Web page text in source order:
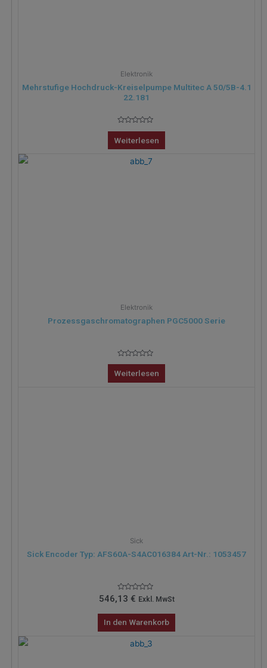
Elektronik
Mehrstufige Hochdruck-Kreiselpumpe Multitec A 50/5B-4.1
22.181
Bewertet
mit
0
von
Weiterlesen
Elektronik
Prozessgaschromatographen PGC5000 Serie
Bewertet
mit
0
von
Weiterlesen
Sick
Sick Encoder Typ: AFS60A-S4AC016384 Art-Nr.: 1053457
Bewertet
mit
5
546,13 € Exkl. MwSt
In den Warenkorb